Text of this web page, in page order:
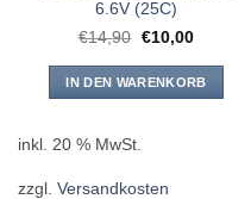
6.6V (25C)
€14,90 Ursprünglicher
Preis
war:
€14,90
€10,00Aktueller
ist:
€10,00.
IN DEN WARENKORB
inkl. 20 % MwSt.
zzgl. Versandkosten